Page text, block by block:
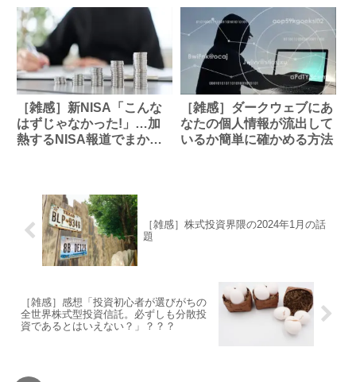
［雑感］新NISA「こんな
はずじゃなかった!」…加
熱するNISA報道でまかり
［雑感］ダークウェブにあ
なたの個人情報が流出して
いるか簡単に確かめる方法
［雑感］株式投資界隈の2024年1月の話
題
［雑感］感想「投資初心者が選びがちの
全世界株式型投資信託。必ずしも分散投
資であるとはいえない？」？？？